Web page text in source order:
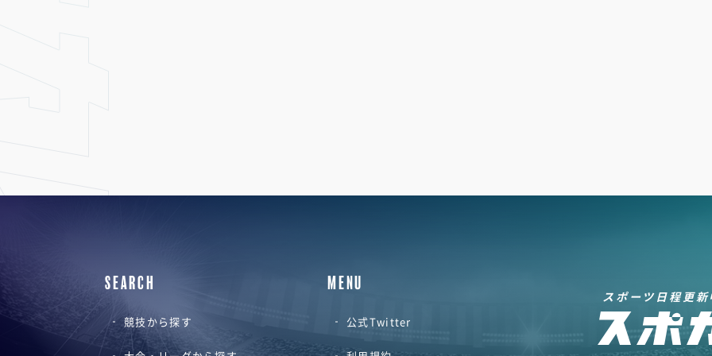
SEARCH
競技から探す
MENU
公式Twitter
スポーツ日程更新